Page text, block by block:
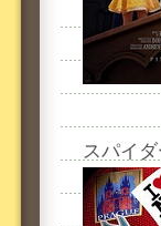
スパイ